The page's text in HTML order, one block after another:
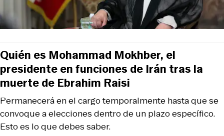
Permanecerá en el cargo temporalmente hasta que se
convoque a elecciones dentro de un plazo específico.
Esto es lo que debes saber.
Quién es Mohammad Mokhber, el
presidente en funciones de Irán tras la
muerte de Ebrahim Raisi